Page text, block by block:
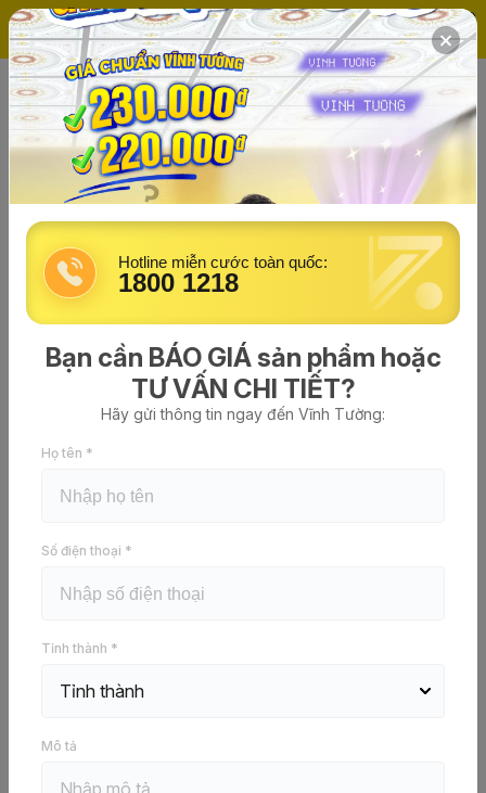
Hotline miễn cước toàn quốc:
1800 1218
Bạn cần BÁO GIÁ sản phẩm hoặc
TƯ VẤN CHI TIẾT?
Hãy gửi thông tin ngay đến Vĩnh Tường:
Họ tên *
Số điện thoại *
Tỉnh thành *
Mô tả
(0)
Trang chủ Tường & Trần thạch cao
Tường thạch cao GypWall QUET